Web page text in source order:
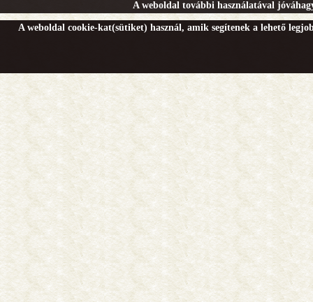
A weboldal további használatával
A weboldal cookie-kat(sütiket) használ, amik segítenek a lehető